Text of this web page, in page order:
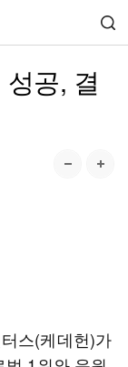
성공, 결
스(케데헌)가